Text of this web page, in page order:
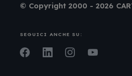
© Copyright 2000 - 2026
SEGUICI ANCHE SU:
Facebook
LinkedInInstagram